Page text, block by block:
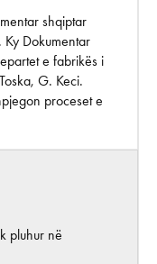
shqiptar
Dokumentar
e fabrikës i
G. Keci.
proceset e
pluhur në